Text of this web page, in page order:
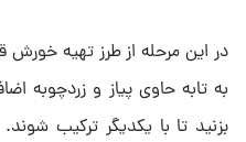
در این مرحله از طرز تهیه
به تابه حاوی پیاز و زردچوبه
بزنید تا با یکدیگر ترکیب